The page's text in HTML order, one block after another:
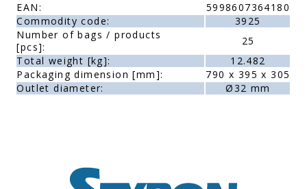
EAN:
5998607364180
Commodity code:
3925
Number of bags / products
[pcs]:
25
Total weight [kg]:
12.482
Packaging dimension [mm]:
790 x 395 x 305
Outlet diameter:
Ø32 mm